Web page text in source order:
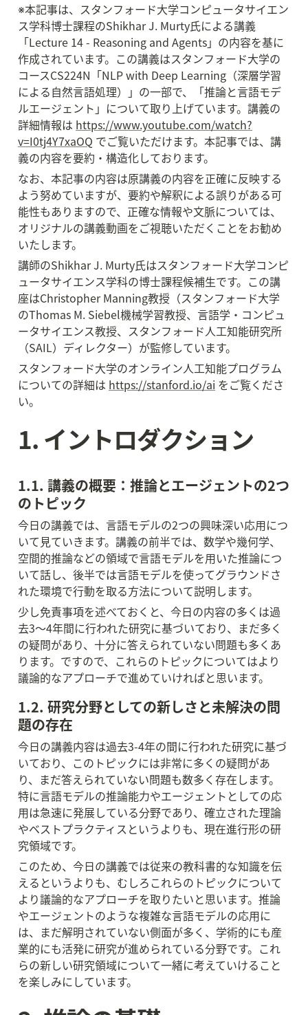
※本記事は、スタンフォード大学コンピュータサイエン
ス学科博士課程のShikhar J. Murty氏による講義
「Lecture 14 - Reasoning and Agents」の内容を基に
作成されています。この講義はスタンフォード大学の
コースCS224N「NLP with Deep Learning（深層学習
による自然言語処理）」の一部で、「推論と言語モデ
ルエージェント」について取り上げています。講義の
詳細情報は https://www.youtube.com/watch?
v=I0tj4Y7xaOQ でご覧いただけます。本記事では、講
義の内容を要約・構造化しております。
なお、本記事の内容は原講義の内容を正確に反映する
よう努めていますが、要約や解釈による誤りがある可
能性もありますので、正確な情報や文脈については、
オリジナルの講義動画をご視聴いただくことをお勧め
いたします。
講師のShikhar J. Murty氏はスタンフォード大学コンピ
ュータサイエンス学科の博士課程候補生です。この講
座はChristopher Manning教授（スタンフォード大学
のThomas M. Siebel機械学習教授、言語学・コンピュ
ータサイエンス教授、スタンフォード人工知能研究所
（SAIL）ディレクター）が監修しています。
スタンフォード大学のオンライン人工知能プログラム
についての詳細は https://stanford.io/ai をご覧くださ
い。
1. イントロダクション
1.1. 講義の概要：推論とエージェントの2つ
のトピック
今日の講義では、言語モデルの2つの興味深い応用につ
いて見ていきます。講義の前半では、数学や幾何学、
空間的推論などの領域で言語モデルを用いた推論につ
いて話し、後半では言語モデルを使ってグラウンドさ
れた環境で行動を取る方法について説明します。
少し免責事項を述べておくと、今日の内容の多くは過
去3〜4年間に行われた研究に基づいており、まだ多く
の疑問があり、十分に答えられていない問題も多くあ
ります。ですので、これらのトピックについてはより
議論的なアプローチで進めていければと思います。
1.2. 研究分野としての新しさと未解決の問
題の存在
今日の講義内容は過去3-4年の間に行われた研究に基づ
いており、このトピックには非常に多くの疑問があ
り、まだ答えられていない問題も数多く存在します。
特に言語モデルの推論能力やエージェントとしての応
用は急速に発展している分野であり、確立された理論
やベストプラクティスというよりも、現在進行形の研
究領域です。
このため、今日の講義では従来の教科書的な知識を伝
えるというよりも、むしろこれらのトピックについて
より議論的なアプローチを取りたいと思います。推論
やエージェントのような複雑な言語モデルの応用に
は、まだ解明されていない側面が多く、学術的にも産
業的にも活発に研究が進められている分野です。これ
らの新しい研究領域について一緒に考えていけること
を楽しみにしています。